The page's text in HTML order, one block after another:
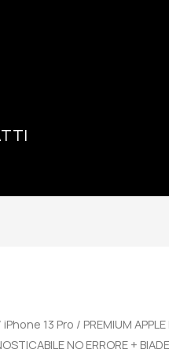
iPhone 13 Pro / PREMIUM APPLE
NO ERRORE +